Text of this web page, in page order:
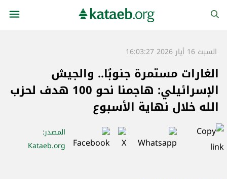
السبت 16 أيار 2026 16:03:27
الغارات مستمرة جنوبًا.. والجيش
الإسرائيلي: هاجمنا نحو 100 هدف لحزب
الله خلال نهاية الأسبوع
المصدر:
Kataeb.org